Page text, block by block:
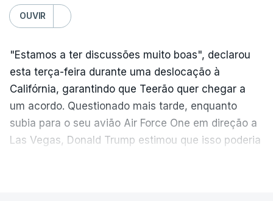
OUVIR
"Estamos a ter discussões muito boas", declarou
esta terça-feira durante uma deslocação à
Califórnia, garantindo que Teerão quer chegar a
um acordo. Questionado mais tarde, enquanto
subia para o seu avião Air Force One em direção a
Las Vegas, Donald Trump estimou que isso poderia